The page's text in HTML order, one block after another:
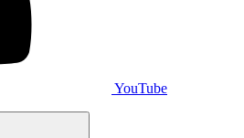
YouTube